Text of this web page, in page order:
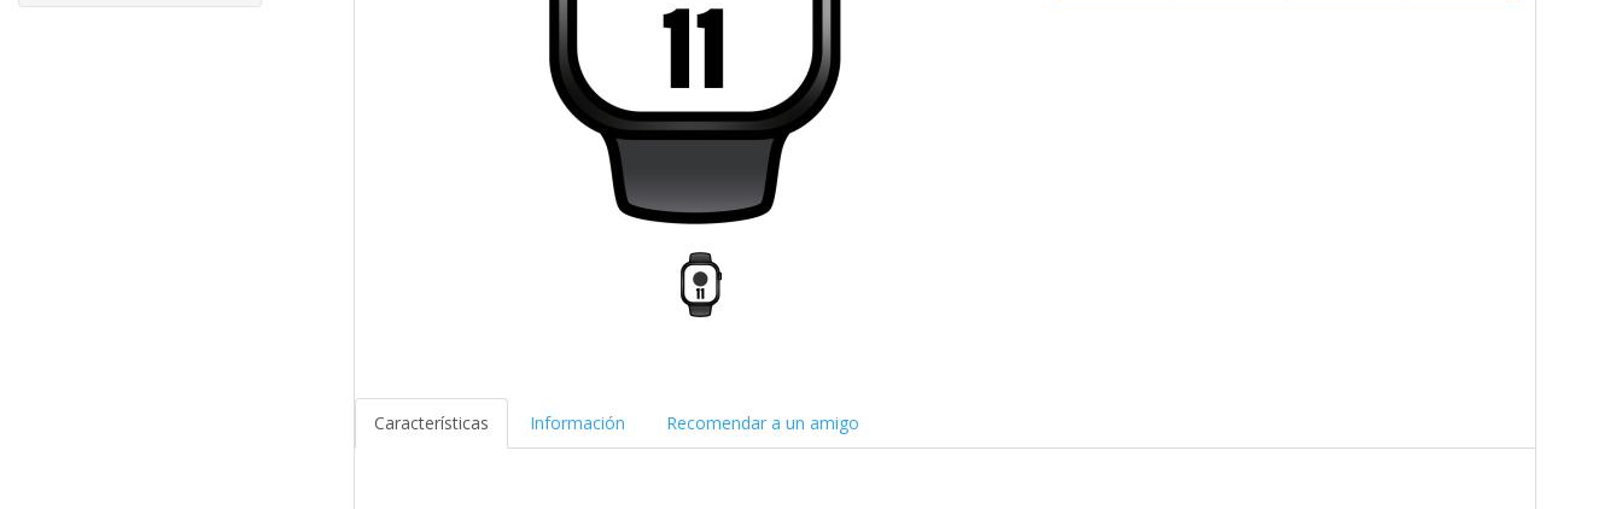
Características Información Recomendar a un amigo